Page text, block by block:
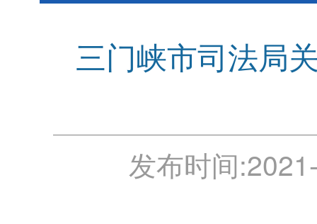
三门峡市司法局
发布时间: